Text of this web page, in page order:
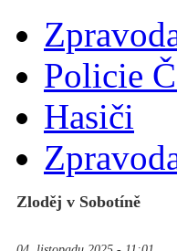
Policie
Hasiči
Zloděj v Sobotíně